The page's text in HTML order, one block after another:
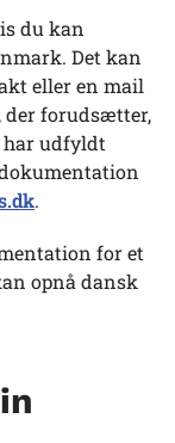
du kan
Det kan
eller en mail
der forudsætter,
har udfyldt
.
for et
opnå dansk